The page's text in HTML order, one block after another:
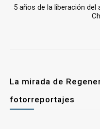
5 años de la liberación del
La mirada de
fotorreportajes